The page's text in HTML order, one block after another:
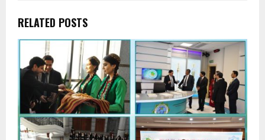
RELATED POSTS